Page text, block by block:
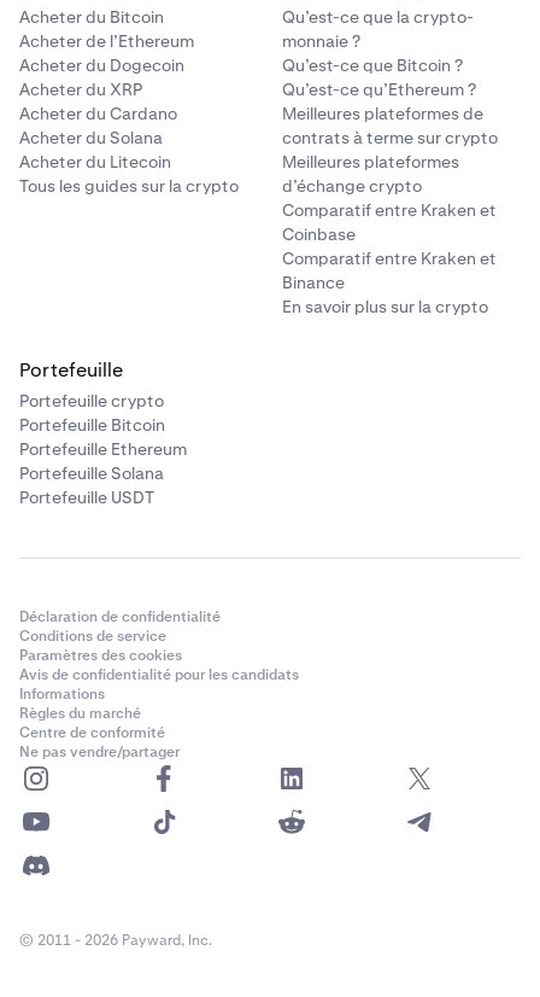
Acheter du Bitcoin
Acheter de l’Ethereum
Acheter du Dogecoin
Acheter du XRP
Acheter du Cardano
Acheter du Solana
Acheter du Litecoin
Tous les guides sur la crypto
Qu’est-ce que la crypto-
monnaie ?
Qu’est-ce que Bitcoin ?
Qu’est-ce qu’Ethereum ?
Meilleures plateformes de
contrats à terme sur crypto
Meilleures plateformes
d’échange crypto
Comparatif entre Kraken et
Coinbase
Comparatif entre Kraken et
Binance
En savoir plus sur la crypto
Portefeuille
Portefeuille crypto
Portefeuille Bitcoin
Portefeuille Ethereum
Portefeuille Solana
Portefeuille USDT
Déclaration de confidentialité
Conditions de service
Paramètres des cookies
Avis de confidentialité pour les candidats
Informations
Règles du marché
Centre de conformité
Ne pas vendre/partager
© 2011 - 2026 Payward, Inc.